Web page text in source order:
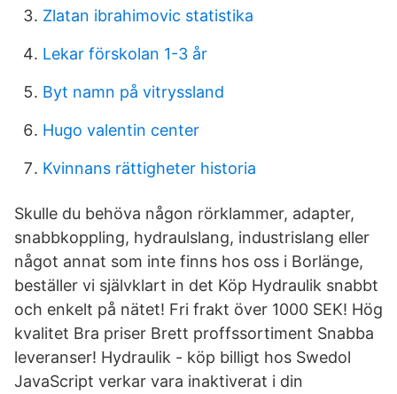
Zlatan ibrahimovic statistika
Lekar förskolan 1-3 år
Byt namn på vitryssland
Hugo valentin center
Kvinnans rättigheter historia
Skulle du behöva någon rörklammer, adapter,
snabbkoppling, hydraulslang, industrislang eller
något annat som inte finns hos oss i Borlänge,
beställer vi självklart in det Köp Hydraulik snabbt
och enkelt på nätet! Fri frakt över 1000 SEK! Hög
kvalitet Bra priser Brett proffssortiment Snabba
leveranser! Hydraulik - köp billigt hos Swedol
JavaScript verkar vara inaktiverat i din